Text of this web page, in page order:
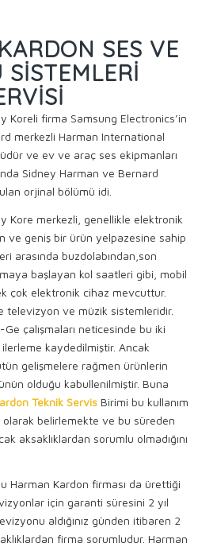
SES VE
Koreli firma Samsung Electronics’in
merkezli Harman International
ve ev ve araç ses ekipmanları
Sidney Harman ve Bernard
orjinal bölümü idi.
Kore merkezli, genellikle elektronik
ve geniş bir ürün yelpazesine sahip
arasında buzdolabından,son
başlayan kol saatleri gibi, mobil
çok elektronik cihaz mevcuttur.
televizyon ve müzik sistemleridir.
Ge çalışmaları neticesinde bu iki
kaydedilmiştir. Ancak
gelişmelere rağmen ürünlerin
olduğu kabullenilmiştir. Buna
Teknik ServisBirimi bu kullanım
belirlemekte ve bu süreden
aksaklıklardan sorumlu olmadığını
Harman Kardon firması da ürettiği
için garanti süresini 2 yıl
aldığınız günden itibaren 2
firma sorumludur. Harman